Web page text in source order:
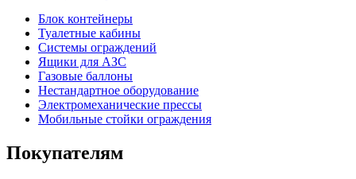
Блок контейнеры
Туалетные кабины
Системы ограждений
Ящики для АЗС
Газовые баллоны
Нестандартное оборудование
Электромеханические прессы
Мобильные стойки ограждения
Покупателям